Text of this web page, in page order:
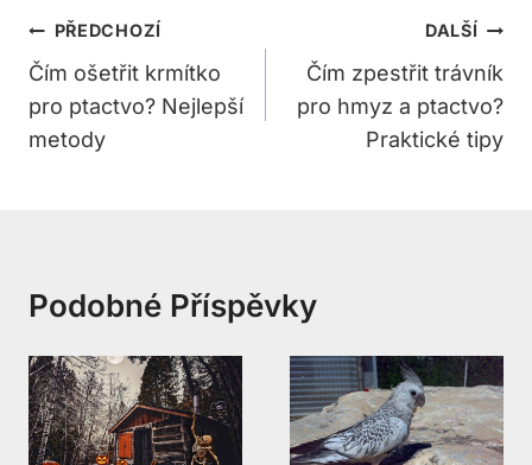
Navigace
Pro
Příspěvek
PŘEDCHOZÍ
Čím ošetřit krmítko
pro ptactvo? Nejlepší
metody
DALŠÍ
Čím zpestřit trávník
pro hmyz a ptactvo?
Praktické tipy
Podobné Příspěvky